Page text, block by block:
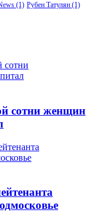
(1) Рубен Татулян (1)
сотни женщин